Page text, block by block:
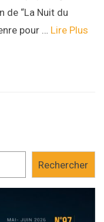
de “La Nuit du
pour … Lire Plus
Rechercher